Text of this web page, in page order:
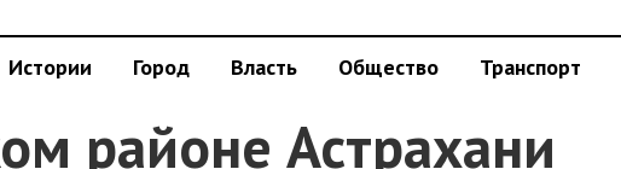
Истории Город Власть Общество Транспорт
районе Астрахани